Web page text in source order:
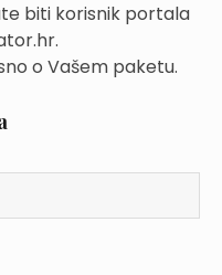
biti korisnik portala
o Vašem paketu.